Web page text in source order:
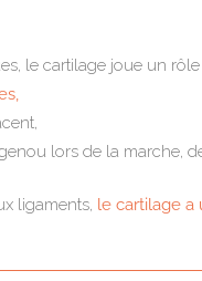
le cartilage joue un
lors de la marche,
ligaments, le cartilage a